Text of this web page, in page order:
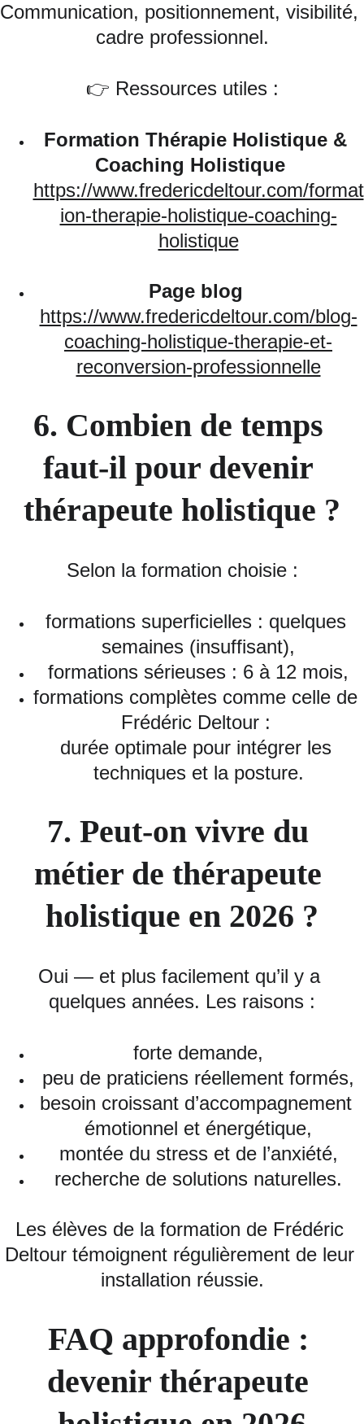
Communication, positionnement, visibilité,
cadre professionnel.
👉 Ressources utiles :
Formation Thérapie Holistique &
Coaching Holistique
https://www.fredericdeltour.com/format
ion-therapie-holistique-coaching-
holistique
Page blog
https://www.fredericdeltour.com/blog-
coaching-holistique-therapie-et-
reconversion-professionnelle
6. Combien de temps
faut‑il pour devenir
thérapeute holistique ?
Selon la formation choisie :
formations superficielles : quelques
semaines (insuffisant),
formations sérieuses : 6 à 12 mois,
formations complètes comme celle de
Frédéric Deltour :
durée optimale pour intégrer les
techniques et la posture.
7. Peut‑on vivre du
métier de thérapeute
holistique en 2026 ?
Oui — et plus facilement qu’il y a
quelques années. Les raisons :
forte demande,
peu de praticiens réellement formés,
besoin croissant d’accompagnement
émotionnel et énergétique,
montée du stress et de l’anxiété,
recherche de solutions naturelles.
Les élèves de la formation de Frédéric
Deltour témoignent régulièrement de leur
installation réussie.
FAQ approfondie :
devenir thérapeute